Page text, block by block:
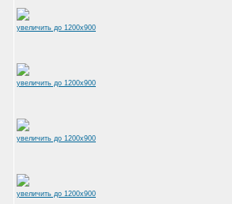
увеличить до 1200x900
увеличить до 1200x900
увеличить до 1200x900
увеличить до 1200x900